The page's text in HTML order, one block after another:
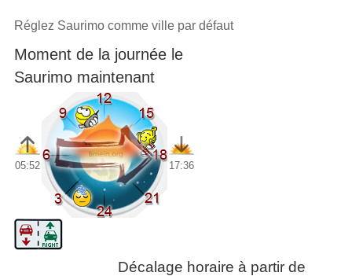
Réglez Saurimo comme ville par défaut
Moment de la journée le
Saurimo maintenant
05:52 17:36
Décalage horaire à partir de